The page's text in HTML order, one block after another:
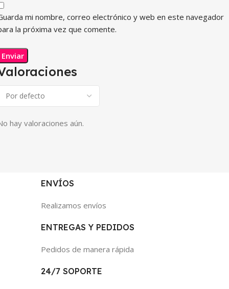
hay valoraciones aún.
mi nombre, correo electrónico y web en este navegador
la próxima vez que comente.
ENVÍOS
Realizamos envíos
ENTREGAS Y PEDIDOS
Pedidos de manera rápida
24/7 SOPORTE